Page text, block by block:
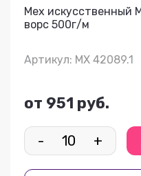
Мех искусственный
ворс 500г/м
Артикул: МХ 42089.1
от 951 руб.
- +